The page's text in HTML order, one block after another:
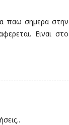
παω σημερα στην
Ειναι στο